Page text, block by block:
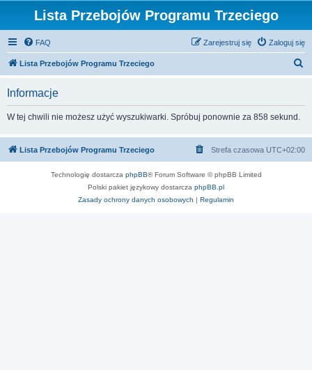
Lista Przebojów Programu Trzeciego
FAQ Zaloguj się
Zarejestruj się
Lista Przebojów Programu Trzeciego
j
Informacje
W tej chwili nie możesz użyć wyszukiwarki. Spróbuj ponownie za 858 sekund.
Lista Przebojów Programu Trzeciego Strefa czasowa UTC+02:00
Technologię dostarcza phpBB® Forum Software © phpBB Limited
Polski pakiet językowy dostarcza phpBB.pl
Zasady ochrony danych osobowych | Regulamin